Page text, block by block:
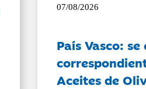
07/08/2026
País Vasco:
Aceites de